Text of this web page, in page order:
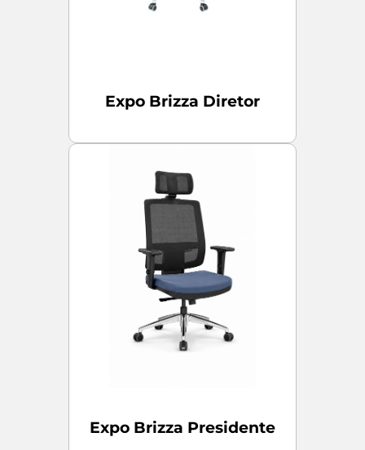
Expo Brizza Diretor
Expo Brizza Presidente